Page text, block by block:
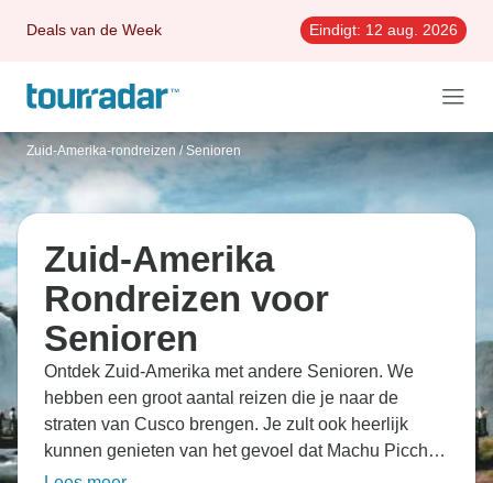
Deals van de Week Eindigt: 12 aug. 2026
Zuid-Amerika-rondreizen / Senioren
Zuid-Amerika
Rondreizen voor
Senioren
Ontdek Zuid-Amerika met andere Senioren. We
hebben een groot aantal reizen die je naar de
straten van Cusco brengen. Je zult ook heerlijk
kunnen genieten van het gevoel dat Machu Picchu
je geeft.